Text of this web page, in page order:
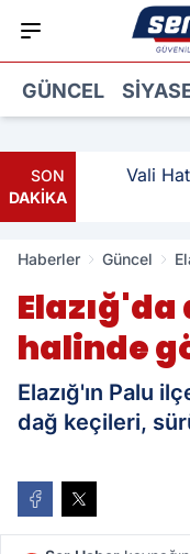
GÜNCEL
SON
DAKİKA
Vali
Haberler Güncel
halinde
Elazığ'ın Palu
dağ keçileri,